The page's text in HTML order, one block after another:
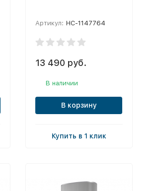
Артикул: НС-1147764
13 490 руб.
В наличии
В корзину
Купить в 1 клик